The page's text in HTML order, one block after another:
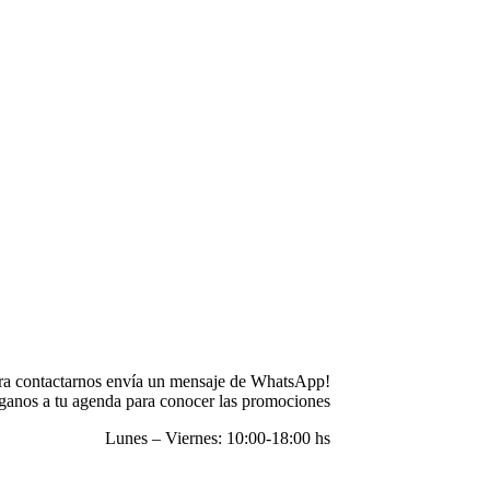
contactarnos envía un mensaje de WhatsApp!
a tu agenda para conocer las promociones
Lunes – Viernes: 10:00-18:00 hs